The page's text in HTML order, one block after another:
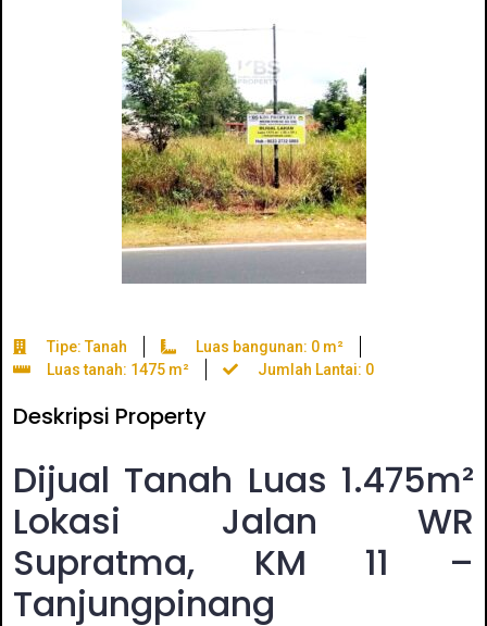
Tipe: Tanah
Luas bangunan: 0 m²
Luas tanah: 1475 m²
Jumlah Lantai: 0
Deskripsi Property
Dijual Tanah Luas 1.475m²
Lokasi Jalan WR
Supratma, KM 11 –
Tanjungpinang